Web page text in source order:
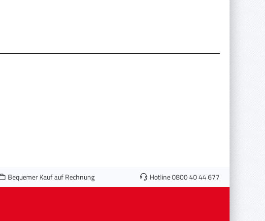
Bequemer Kauf auf Rechnung Hotline 0800 40 44 677